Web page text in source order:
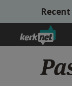
Overslaan en naar